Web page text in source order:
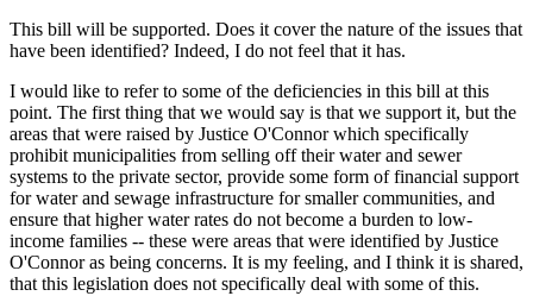
This bill will be supported. Does it cover the nature of the issues that
have been identified? Indeed, I do not feel that it has.
I would like to refer to some of the deficiencies in this bill at this
point. The first thing that we would say is that we support it, but the
areas that were raised by Justice O'Connor which specifically
prohibit municipalities from selling off their water and sewer
systems to the private sector, provide some form of financial support
for water and sewage infrastructure for smaller communities, and
ensure that higher water rates do not become a burden to low-
income families -- these were areas that were identified by Justice
O'Connor as being concerns. It is my feeling, and I think it is shared,
that this legislation does not specifically deal with some of this.